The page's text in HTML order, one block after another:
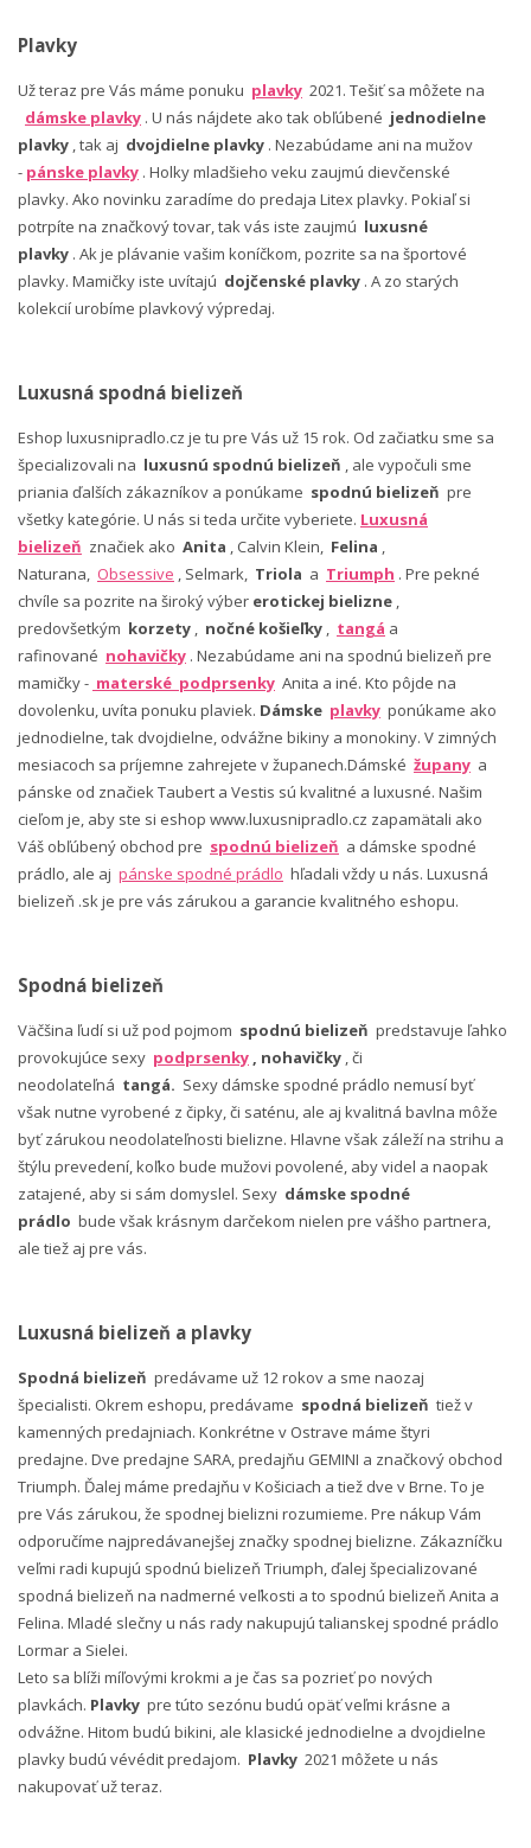
Plavky
Už teraz pre Vás máme ponuku plavky 2021. Tešiť sa môžete na
dámske plavky . U nás nájdete ako tak obľúbené jednodielne
plavky , tak aj dvojdielne plavky . Nezabúdame ani na mužov
- pánske plavky . Holky mladšieho veku zaujmú dievčenské
plavky. Ako novinku zaradíme do predaja Litex plavky. Pokiaľ si
potrpíte na značkový tovar, tak vás iste zaujmú luxusné
plavky . Ak je plávanie vašim koníčkom, pozrite sa na športové
plavky. Mamičky iste uvítajú dojčenské plavky . A zo starých
kolekcií urobíme plavkový výpredaj.
Luxusná spodná bielizeň
Eshop luxusnipradlo.cz je tu pre Vás už 15 rok. Od začiatku sme sa
špecializovali na luxusnú spodnú bielizeň , ale vypočuli sme
priania ďalších zákazníkov a ponúkame spodnú bielizeň pre
všetky kategórie. U nás si teda určite vyberiete. Luxusná
bielizeň značiek ako Anita , Calvin Klein, Felina ,
Naturana, Obsessive , Selmark, Triola a Triumph . Pre pekné
chvíle sa pozrite na široký výber erotickej bielizne ,
predovšetkým korzety , nočné košieľky , tangá a
rafinované nohavičky . Nezabúdame ani na spodnú bielizeň pre
mamičky - materské podprsenky Anita a iné. Kto pôjde na
dovolenku, uvíta ponuku plaviek. Dámske plavky ponúkame ako
jednodielne, tak dvojdielne, odvážne bikiny a monokiny. V zimných
mesiacoch sa príjemne zahrejete v županech.Dámské župany a
pánske od značiek Taubert a Vestis sú kvalitné a luxusné. Našim
cieľom je, aby ste si eshop www.luxusnipradlo.cz zapamätali ako
Váš obľúbený obchod pre spodnú bielizeň a dámske spodné
prádlo, ale aj pánske spodné prádlo hľadali vždy u nás. Luxusná
bielizeň .sk je pre vás zárukou a garancie kvalitného eshopu.
Spodná bielizeň
Väčšina ľudí si už pod pojmom spodnú bielizeň predstavuje ľahko
provokujúce sexy podprsenky , nohavičky , či
neodolateľná tangá. Sexy dámske spodné prádlo nemusí byť
však nutne vyrobené z čipky, či saténu, ale aj kvalitná bavlna môže
byť zárukou neodolateľnosti bielizne. Hlavne však záleží na strihu a
štýlu prevedení, koľko bude mužovi povolené, aby videl a naopak
zatajené, aby si sám domyslel. Sexy dámske spodné
prádlo bude však krásnym darčekom nielen pre vášho partnera,
ale tiež aj pre vás.
Luxusná bielizeň a plavky
Spodná bielizeň predávame už 12 rokov a sme naozaj
špecialisti. Okrem eshopu, predávame spodná bielizeň tiež v
kamenných predajniach. Konkrétne v Ostrave máme štyri
predajne. Dve predajne SARA, predajňu GEMINI a značkový obchod
Triumph. Ďalej máme predajňu v Košiciach a tiež dve v Brne. To je
pre Vás zárukou, že spodnej bielizni rozumieme. Pre nákup Vám
odporučíme najpredávanejšej značky spodnej bielizne. Zákazníčku
veľmi radi kupujú spodnú bielizeň Triumph, ďalej špecializované
spodná bielizeň na nadmerné veľkosti a to spodnú bielizeň Anita a
Felina. Mladé slečny u nás rady nakupujú talianskej spodné prádlo
Lormar a Sielei.
Leto sa blíži míľovými krokmi a je čas sa pozrieť po nových
plavkách. Plavky pre túto sezónu budú opäť veľmi krásne a
odvážne. Hitom budú bikini, ale klasické jednodielne a dvojdielne
plavky budú vévédit predajom. Plavky 2021 môžete u nás
nakupovať už teraz.